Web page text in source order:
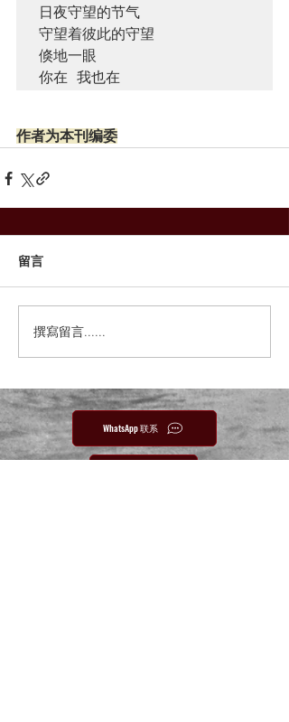
日夜守望的节气
守望着彼此的守望
倏地一眼
作者为本刊编委
留言
撰寫留言......
WhatsApp 联系